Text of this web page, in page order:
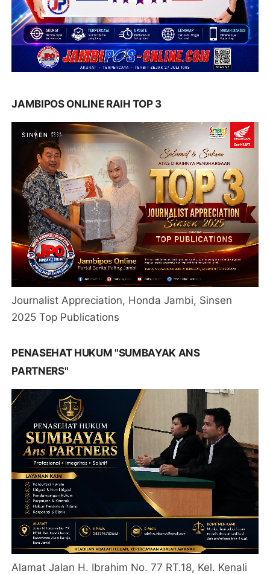
JAMBIPOS ONLINE RAIH TOP 3
Journalist Appreciation, Honda Jambi, Sinsen
2025 Top Publications
PENASEHAT HUKUM "SUMBAYAK ANS
PARTNERS"
Alamat Jalan H. Ibrahim No. 77 RT.18, Kel. Kenali